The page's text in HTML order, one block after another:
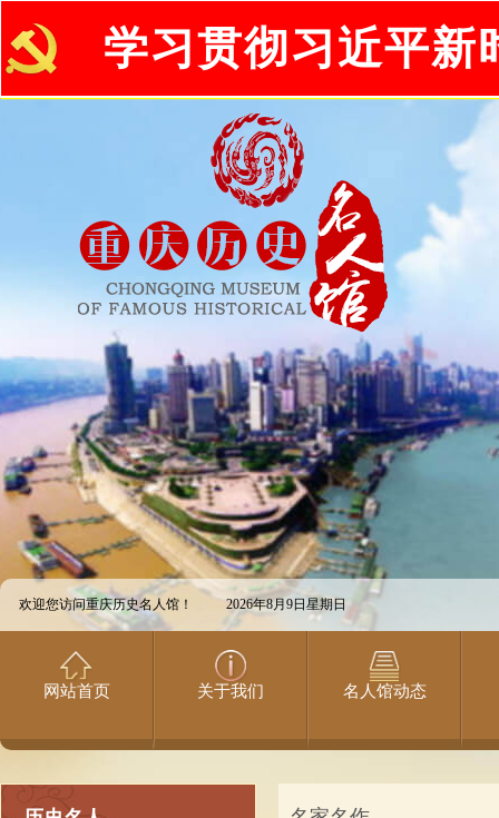
学习贯彻习近平新
欢迎您访问重庆历史名人馆！ 2026年8月9日星期日
网站首页 关于我们 名人馆动态